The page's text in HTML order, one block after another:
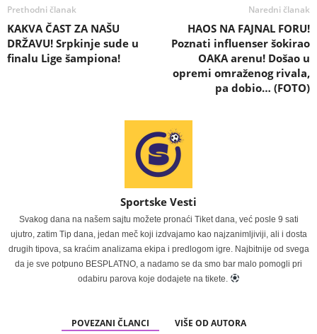
Prethodni članak
KAKVA ČAST ZA NAŠU
DRŽAVU! Srpkinje sude u
finalu Lige šampiona!
Naredni članak
HAOS NA FAJNAL FORU!
Poznati influenser šokirao
OAKA arenu! Došao u
opremi omraženog rivala,
pa dobio… (FOTO)
Sportske Vesti
Svakog dana na našem sajtu možete pronaći Tiket dana, već posle 9 sati
ujutro, zatim Tip dana, jedan meč koji izdvajamo kao najzanimljiviji, ali i dosta
drugih tipova, sa kraćim analizama ekipa i predlogom igre. Najbitnije od svega
da je sve potpuno BESPLATNO, a nadamo se da smo bar malo pomogli pri
odabiru parova koje dodajete na tikete.
POVEZANI ČLANCI VIŠE OD AUTORA